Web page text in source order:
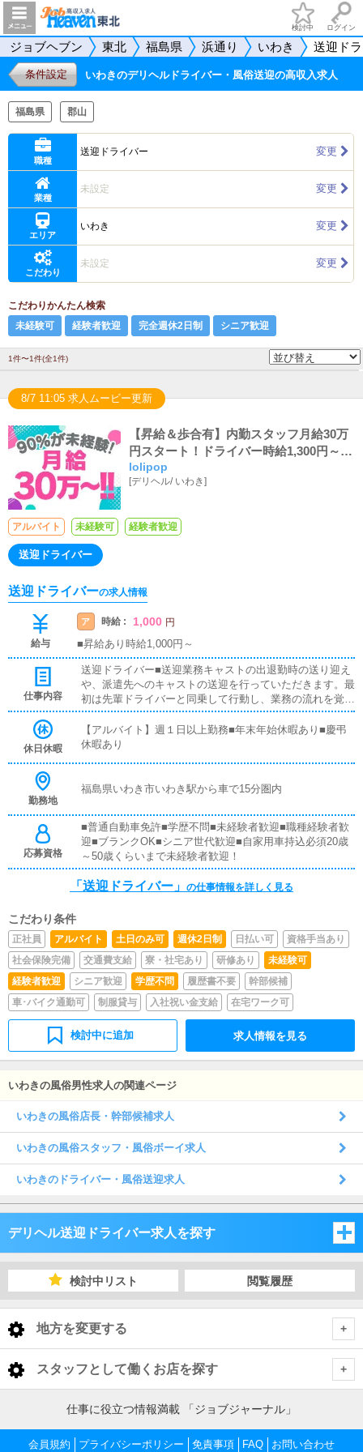
検討中 ログイン
ジョブヘブン 東北 福島県 浜通り いわき 送迎ド
条件設定 いわきのデリヘルドライバー・風俗送迎の高収入求人
福島県 郡山
職種
送迎ドライバー 変更
業種
未設定 変更
エリア
いわき 変更
こだわり
未設定 変更
こだわりかんたん検索
未経験可
経験者歓迎 完全週休2日制 シニア歓迎
1件〜1件(全1件)
8/7 11:05 求人ムービー更新
【昇給＆歩合有】内勤スタッフ月給30万
円スタート！ドライバー時給1,300円～ス
タート！未経験者大歓迎です！当店スタ
ッフは90％以上が未経験からのスタート
lolipop
[デリヘル/ いわき]
アルバイト 未経験可 経験者歓迎
送迎ドライバー
送迎ドライバーの求人情報
給与
ア 時給 : 1,000 円
■昇給あり時給1,000円～
仕事内容
送迎ドライバー■送迎業務キャストの出退勤時の送り迎え
や、派遣先へのキャストの送迎を行っていただきます。最
初は先輩ドライバーと同乗して行動し、業務の流れを覚え
ていただきますので、未経験の方でも安心して働けます。
お客様と対面で接客をお願いすることはありません。ガソ
リン代・高速代は支給します。
休日休暇
【アルバイト】週１日以上勤務■年末年始休暇あり■慶弔
休暇あり
勤務地
福島県いわき市いわき駅から車で15分圏内
応募資格
■普通自動車免許■学歴不問■未経験者歓迎■職種経験者歓
迎■ブランクOK■シニア世代歓迎■自家用車持込必須20歳
～50歳くらいまで未経験者歓迎！
「送迎ドライバー」 の仕事情報を詳しく見る
こだわり条件
正社員 アルバイト 土日のみ可 週休2日制 日払い可
資格手当あり
社会保険完備
交通費支給 寮・社宅あり 研修あり
未経験可
経験者歓迎
シニア歓迎 学歴不問 履歴書不要
幹部候補
車･バイク通勤可
制服貸与 入社祝い金支給 在宅ワーク可
検討中に追加 求人情報を見る
いわきの風俗男性求人の関連ページ
いわきの風俗店長・幹部候補求人
いわきの風俗スタッフ・風俗ボーイ求人
いわきのドライバー・風俗送迎求人
デリヘル送迎ドライバー求人を探す
宮城県
仙台市 デリヘル送迎ドライバー
大崎・古川・佐沼
中通り岩手県 デリヘル送迎ドライバー
検討中リスト 閲覧履歴
地方を変更する
< 全国トップ
北海道 男性高収入
東北 男性高収入
スタッフとして働くお店を探す
北海道
北海道 男性高収入
仕事に役立つ情報満載 「ジョブジャーナル」
会員規約 プライバシーポリシー 免責事項 FAQ お問い合わせ